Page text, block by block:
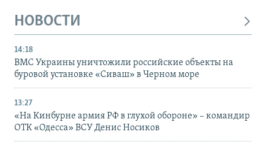
НОВОСТИ
14:18
ВМС Украины уничтожили российские объекты на
буровой установке «Сиваш» в Черном море
13:27
«На Кинбурне армия РФ в глухой обороне» – командир
ОТК «Одесса» ВСУ Денис Носиков